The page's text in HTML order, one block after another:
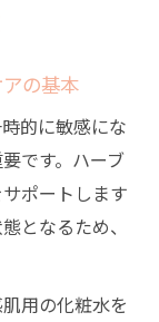
の基本
的に敏感にな
です。ハーブ
ポートします
となるため、
用の化粧水を